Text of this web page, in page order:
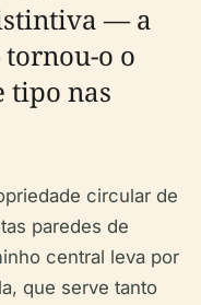
— a
o o
tipo nas
circular de
paredes de
central leva por
que serve tanto